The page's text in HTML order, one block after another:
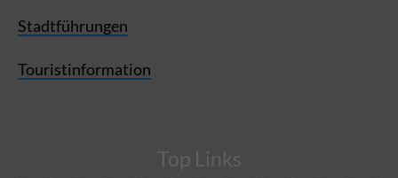
Stadtführungen
Touristinformation
Top Links